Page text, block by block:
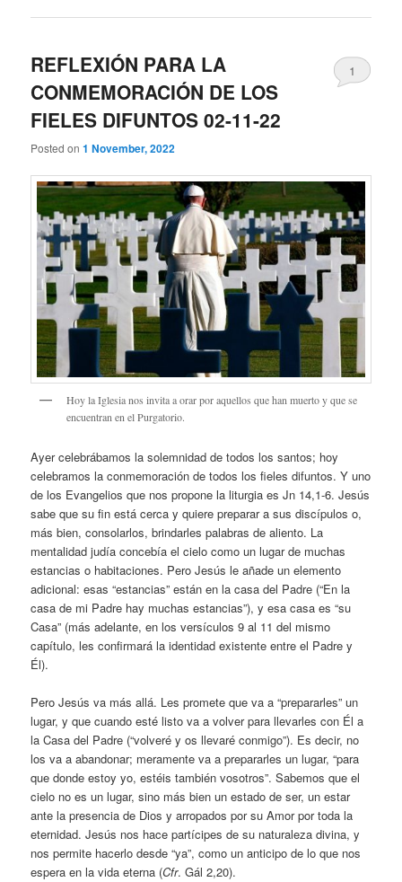
REFLEXIÓN PARA LA
CONMEMORACIÓN DE LOS
FIELES DIFUNTOS 02-11-22
Posted on1 November, 2022
1
Hoy la Iglesia nos invita a orar por aquellos que han muerto y que se
encuentran en el Purgatorio.
Ayer celebrábamos la solemnidad de todos los santos; hoy
celebramos la conmemoración de todos los fieles difuntos. Y uno
de los Evangelios que nos propone la liturgia es Jn 14,1-6. Jesús
sabe que su fin está cerca y quiere preparar a sus discípulos o,
más bien, consolarlos, brindarles palabras de aliento. La
mentalidad judía concebía el cielo como un lugar de muchas
estancias o habitaciones. Pero Jesús le añade un elemento
adicional: esas “estancias” están en la casa del Padre (“En la
casa de mi Padre hay muchas estancias”), y esa casa es “su
Casa” (más adelante, en los versículos 9 al 11 del mismo
capítulo, les confirmará la identidad existente entre el Padre y
Él).
Pero Jesús va más allá. Les promete que va a “prepararles” un
lugar, y que cuando esté listo va a volver para llevarles con Él a
la Casa del Padre (“volveré y os llevaré conmigo”). Es decir, no
los va a abandonar; meramente va a prepararles un lugar, “para
que donde estoy yo, estéis también vosotros”. Sabemos que el
cielo no es un lugar, sino más bien un estado de ser, un estar
ante la presencia de Dios y arropados por su Amor por toda la
eternidad. Jesús nos hace partícipes de su naturaleza divina, y
nos permite hacerlo desde “ya”, como un anticipo de lo que nos
espera en la vida eterna (Cfr. Gál 2,20).